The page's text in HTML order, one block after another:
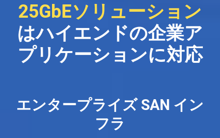
25GbEソリューション
はハイエンドの企業ア
プリケーションに対応
エンタープライズ SAN イン
フラ